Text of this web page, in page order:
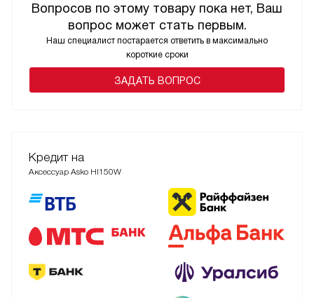
Вопросов по этому товару пока нет, Ваш
вопрос может стать первым.
Наш специалист постарается ответить в максимально
короткие сроки
ЗАДАТЬ ВОПРОС
Кредит на
Аксессуар Asko HI150W